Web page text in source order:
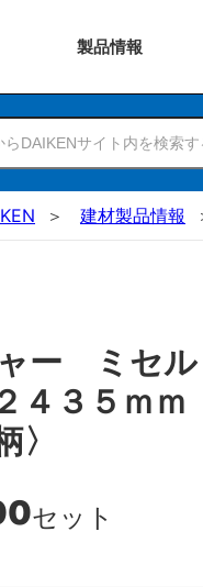
製品情報
建材製品情報
ャー ミセ
３５ｍｍ
セット